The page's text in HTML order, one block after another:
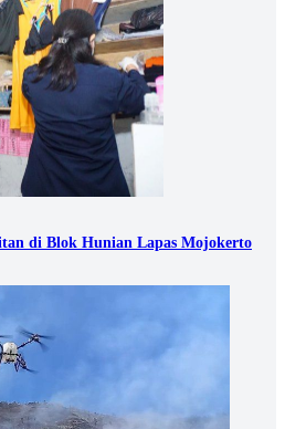
di Blok Hunian Lapas Mojokerto